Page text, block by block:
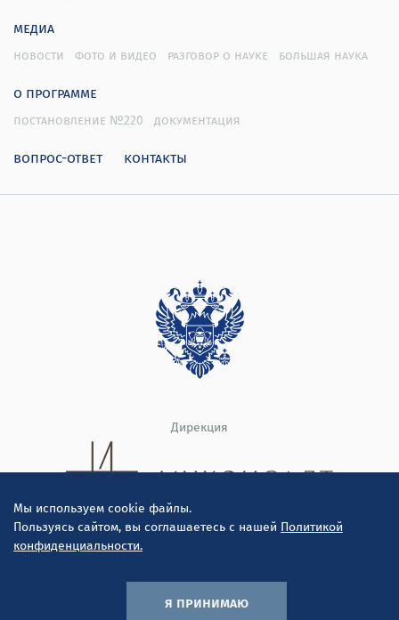
Мы используем cookie файлы.
Пользуясь сайтом, вы соглашаетесь с нашей Политикой
конфиденциальности.
я принимаю
медиа
новости фото и видео разговор о науке большая наука
о программе
постановление №220 документация
вопрос-ответ контакты
Дирекция